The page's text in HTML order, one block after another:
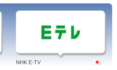
NHK E-TV